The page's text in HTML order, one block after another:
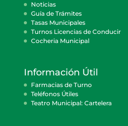
Noticias
Guía de Trámites
Tasas Municipales
Turnos Licencias de Conducir
Cocheria Municipal
Información Útil
Farmacias de Turno
Teléfonos Útiles
Teatro Municipal: Cartelera